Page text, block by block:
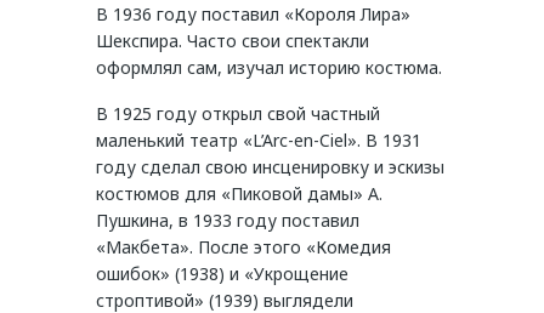
В 1936 году поставил «Короля Лира»
Шекспира. Часто свои спектакли
оформлял сам, изучал историю костюма.
В 1925 году открыл свой частный
маленький театр «L’Arc-en-Ciel». В 1931
году сделал свою инсценировку и эскизы
костюмов для «Пиковой дамы» А.
Пушкина, в 1933 году поставил
«Макбета». После этого «Комедия
ошибок» (1938) и «Укрощение
строптивой» (1939) выглядели